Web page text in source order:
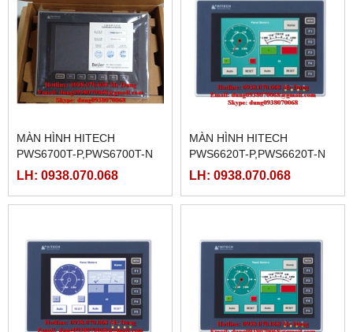
MÀN HÌNH HITECH
PWS6700T-P,PWS6700T-N
LH: 0938.070.068
MÀN HÌNH HITECH
PWS6620T-P,PWS6620T-N
LH: 0938.070.068